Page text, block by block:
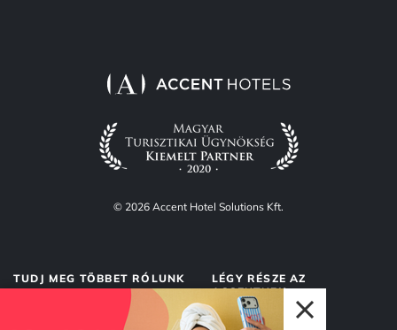
© 2026 Accent Hotel Solutions Kft.
TUDJ MEG TÖBBET RÓLUNK
LÉGY RÉSZE AZ
ACCENTNEK